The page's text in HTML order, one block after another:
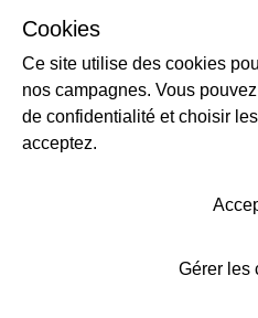
Cookies
Ce site utilise des cookies
nos campagnes. Vous
de confidentialité et choisir
acceptez.
Gérer les